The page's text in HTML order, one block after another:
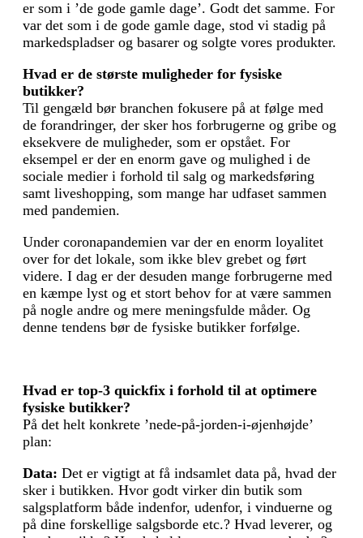
er som i ’de gode gamle dage’. Godt det samme. For
var det som i de gode gamle dage, stod vi stadig på
markedspladser og basarer og solgte vores produkter.
Hvad er de største muligheder for fysiske
butikker?
Til gengæld bør branchen fokusere på at følge med
de forandringer, der sker hos forbrugerne og gribe og
eksekvere de muligheder, som er opstået. For
eksempel er der en enorm gave og mulighed i de
sociale medier i forhold til salg og markedsføring
samt liveshopping, som mange har udfaset sammen
med pandemien.
Under coronapandemien var der en enorm loyalitet
over for det lokale, som ikke blev grebet og ført
videre. I dag er der desuden mange forbrugerne med
en kæmpe lyst og et stort behov for at være sammen
på nogle andre og mere meningsfulde måder. Og
denne tendens bør de fysiske butikker forfølge.
Hvad er top-3 quickfix i forhold til at optimere
fysiske butikker?
På det helt konkrete ’nede-på-jorden-i-øjenhøjde’
plan:
Data: Det er vigtigt at få indsamlet data på, hvad der
sker i butikken. Hvor godt virker din butik som
salgsplatform både indenfor, udenfor, i vinduerne og
på dine forskellige salgs­borde etc.? Hvad leverer, og